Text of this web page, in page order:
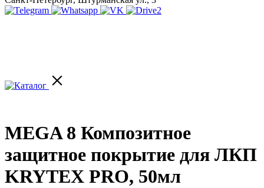
MEGA 8 Композитное
защитное покрытие для ЛКП
KRYTEX PRO, 50мл